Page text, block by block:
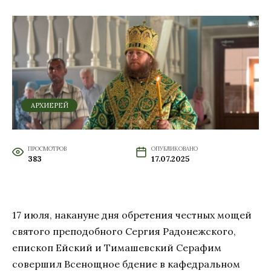
АРХИЕРЕЙ
ПРОСМОТРОВ
383
ОПУБЛИКОВАНО
17.07.2025
17 июля, накануне дня обретения честных мощей
святого преподобного Сергия Радонежского,
епископ Ейский и Тимашевский Серафим
совершил Всенощное бдение в кафедральном